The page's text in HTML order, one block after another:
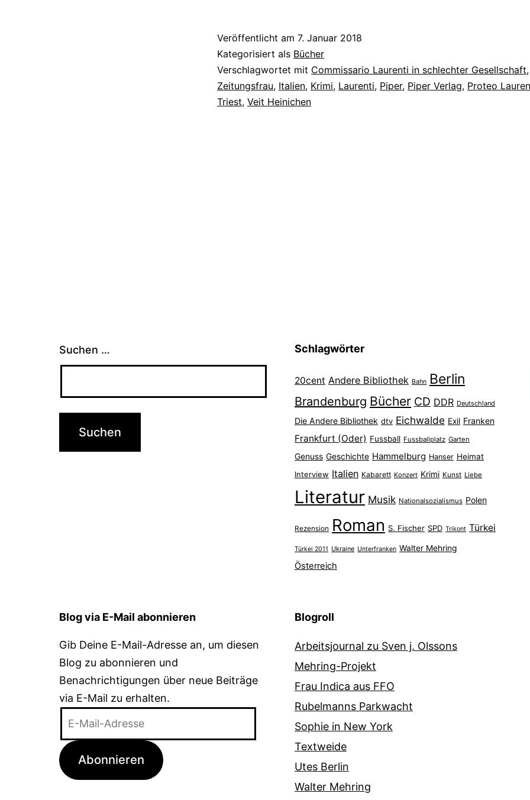
Veröffentlicht am 7. Januar 2018
Kategorisiert als Bücher
Verschlagwortet mit Commissario Laurenti in schlechter Gesellschaft,
Zeitungsfrau, Italien, Krimi, Laurenti, Piper, Piper Verlag, Proteo
Triest, Veit Heinichen
Suchen … Schlagwörter
20cent Andere Bibliothek Bahn Berlin
Brandenburg Bücher CD DDR Deutschland
Die Andere Bibliothek dtv Eichwalde Exil Franken
Frankfurt (Oder) Fussball Fussballplatz Garten
Genuss Geschichte Hammelburg Hanser Heimat
Interview Italien Kabarett Konzert Krimi Kunst Liebe
Literatur Musik Nationalsozialismus Polen
Rezension Roman S. Fischer SPD Trikont Türkei
Türkei 2011 Ukraine Unterfranken Walter Mehring
Österreich
Blog via E-Mail abonnieren
Gib Deine E-Mail-Adresse an, um diesen
Blog zu abonnieren und
Benachrichtigungen über neue Beiträge
via E-Mail zu erhalten.
Adresse
Abonnieren
Blogroll
Arbeitsjournal zu Sven j. Olssons
Mehring-Projekt
Frau Indica aus FFO
Rubelmanns Parkwacht
Sophie in New York
Textweide
Utes Berlin
Walter Mehring